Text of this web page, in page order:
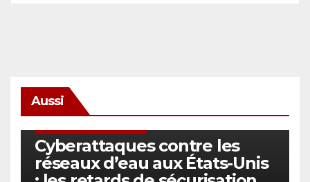
Aussi
Cyberattaques contre les
réseaux d’eau aux États-Unis